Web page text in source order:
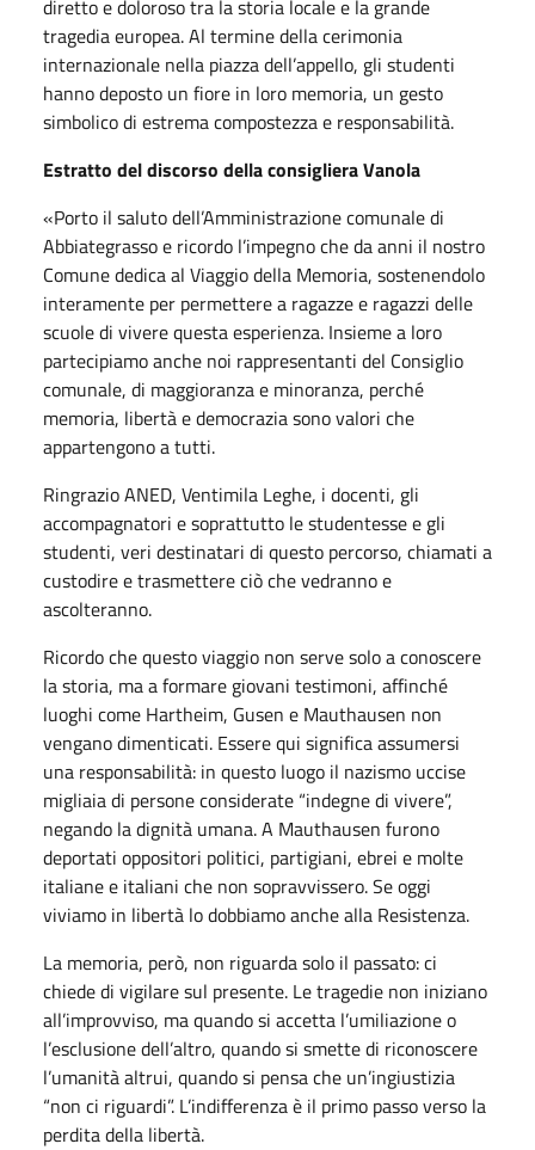
diretto e doloroso tra la storia locale e la grande
tragedia europea. Al termine della cerimonia
internazionale nella piazza dell’appello, gli studenti
hanno deposto un fiore in loro memoria, un gesto
simbolico di estrema compostezza e responsabilità.
Estratto del discorso della consigliera Vanola
«Porto il saluto dell’Amministrazione comunale di
Abbiategrasso e ricordo l’impegno che da anni il nostro
Comune dedica al Viaggio della Memoria, sostenendolo
interamente per permettere a ragazze e ragazzi delle
scuole di vivere questa esperienza. Insieme a loro
partecipiamo anche noi rappresentanti del Consiglio
comunale, di maggioranza e minoranza, perché
memoria, libertà e democrazia sono valori che
appartengono a tutti.
Ringrazio ANED, Ventimila Leghe, i docenti, gli
accompagnatori e soprattutto le studentesse e gli
studenti, veri destinatari di questo percorso, chiamati a
custodire e trasmettere ciò che vedranno e
ascolteranno.
Ricordo che questo viaggio non serve solo a conoscere
la storia, ma a formare giovani testimoni, affinché
luoghi come Hartheim, Gusen e Mauthausen non
vengano dimenticati. Essere qui significa assumersi
una responsabilità: in questo luogo il nazismo uccise
migliaia di persone considerate “indegne di vivere”,
negando la dignità umana. A Mauthausen furono
deportati oppositori politici, partigiani, ebrei e molte
italiane e italiani che non sopravvissero. Se oggi
viviamo in libertà lo dobbiamo anche alla Resistenza.
La memoria, però, non riguarda solo il passato: ci
chiede di vigilare sul presente. Le tragedie non iniziano
all’improvviso, ma quando si accetta l’umiliazione o
l’esclusione dell’altro, quando si smette di riconoscere
l’umanità altrui, quando si pensa che un’ingiustizia
“non ci riguardi”. L’indifferenza è il primo passo verso la
perdita della libertà.